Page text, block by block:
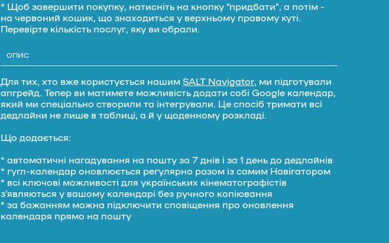
* Щоб завершити покупку, натисніть на кнопку "придбати", а потім -
на червоний кошик, що знаходиться у верхньому правому куті.
Перевірте кількість послуг, яку ви обрали.
ОПИС
Для тих, хто вже користується нашим SALT Navigator, ми підготували
апгрейд. Тепер ви матимете можливість додати собі Google календар,
який ми спеціально створили та інтегрували. Це спосіб тримати всі
дедлайни не лише в таблиці, а й у щоденному розкладі.
Що додається:
* автоматичні нагадування на пошту за 7 днів і за 1 день до дедлайнів
* гугл-календар оновлюється регулярно разом із самим Навігатором
* всі ключові можливості для українських кінематографістів
зʼявляються у вашому календарі без ручного копіювання
* за бажанням можна підключити сповіщення про оновлення
календаря прямо на пошту